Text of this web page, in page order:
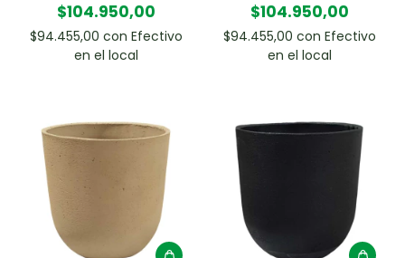
$104.950,00
$94.455,00 con Efectivo
en el local
$104.950,00
$94.455,00 con Efectivo
en el local